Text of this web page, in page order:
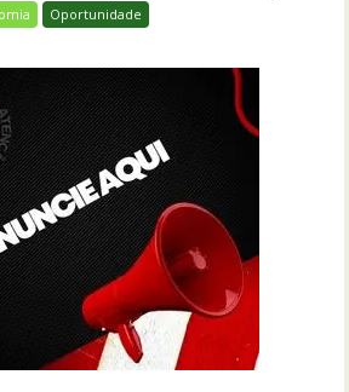
Oportunidade